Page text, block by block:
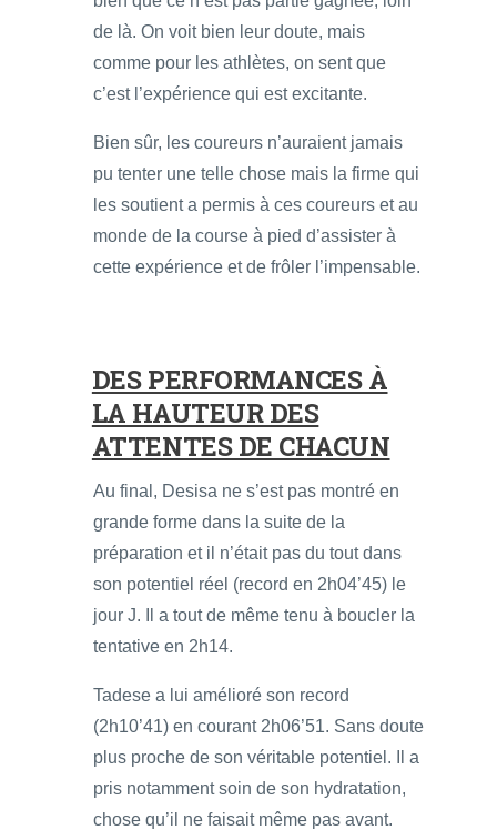
de là. On voit bien leur doute, mais
comme pour les athlètes, on sent que
c’est l’expérience qui est excitante.
Bien sûr, les coureurs n’auraient jamais
pu tenter une telle chose mais la firme qui
les soutient a permis à ces coureurs et au
monde de la course à pied d’assister à
cette expérience et de frôler l’impensable.
DES PERFORMANCES À
LA HAUTEUR DES
ATTENTES DE CHACUN
Au final, Desisa ne s’est pas montré en
grande forme dans la suite de la
préparation et il n’était pas du tout dans
son potentiel réel (record en 2h04’45) le
jour J. Il a tout de même tenu à boucler la
tentative en 2h14.
Tadese a lui amélioré son record
(2h10’41) en courant 2h06’51. Sans doute
plus proche de son véritable potentiel. Il a
pris notamment soin de son hydratation,
chose qu’il ne faisait même pas avant.